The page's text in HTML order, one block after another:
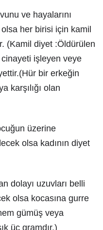
ve hayalarını
her birisi için kamil
(Kamil diyet :Öldürülen
işleyen veye
bir erkeğin
karşılığı olan
üzerine
olsa kadının diyet
dolayı uzuvları belli
olsa kocasına gurre
gümüş veya
üç gramdır.)